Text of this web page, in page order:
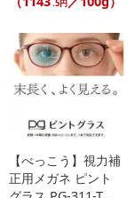
【キャンセルについ
※お申込み後のキャ
記載されている内容
にご納得いただきま
※パッケージ変更や
参考の掲載画像や画
る場合がございます。
.5円
【べっこう】視力補
正用メガネ ピント